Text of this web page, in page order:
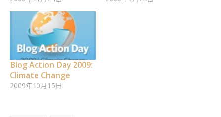
Blog Action Day 2009:
Climate Change
2009年10月15日